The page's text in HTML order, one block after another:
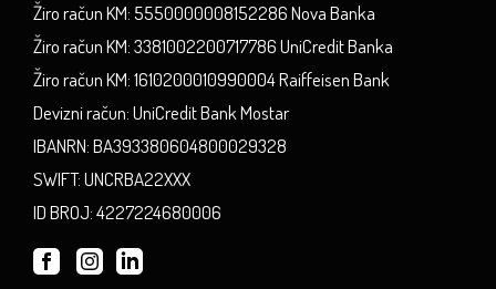
Žiro račun KM: 5550000008152286 Nova Banka
Žiro račun KM: 3381002200717786 UniCredit Banka
Žiro račun KM: 1610200010990004 Raiffeisen Bank
Devizni račun: UniCredit Bank Mostar
IBANRN: BA393380604800029328
SWIFT: UNCRBA22XXX
ID BROJ: 4227224680006